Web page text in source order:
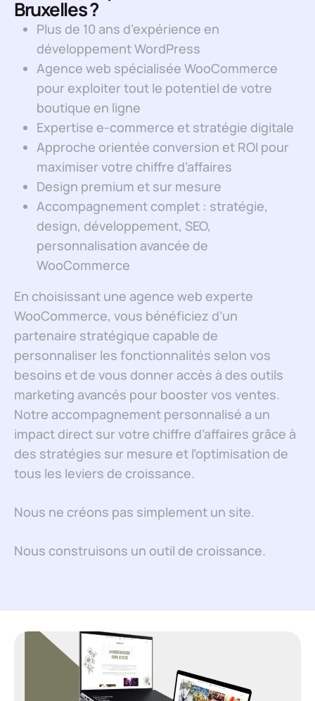
Bruxelles ?
Plus de 10 ans d’expérience en
développement WordPress
Agence web spécialisée WooCommerce
pour exploiter tout le potentiel de votre
boutique en ligne
Expertise e-commerce et stratégie digitale
Approche orientée conversion et ROI pour
maximiser votre chiffre d’affaires
Design premium et sur mesure
Accompagnement complet : stratégie,
design, développement, SEO,
personnalisation avancée de
WooCommerce
En choisissant une agence web experte
WooCommerce, vous bénéficiez d’un
partenaire stratégique capable de
personnaliser les fonctionnalités selon vos
besoins et de vous donner accès à des outils
marketing avancés pour booster vos ventes.
Notre accompagnement personnalisé a un
impact direct sur votre chiffre d’affaires grâce à
des stratégies sur mesure et l’optimisation de
tous les leviers de croissance.
Nous ne créons pas simplement un site.
Nous construisons un outil de croissance.